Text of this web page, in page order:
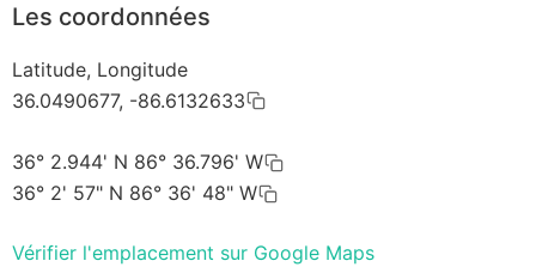
Les coordonnées
Latitude, Longitude
36.0490677, -86.6132633
36° 2.944' N 86° 36.796' W
36° 2' 57" N 86° 36' 48" W
Vérifier l'emplacement sur Google Maps